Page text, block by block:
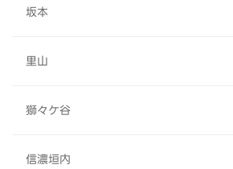
坂本
里山
獅々ケ谷
信濃垣内